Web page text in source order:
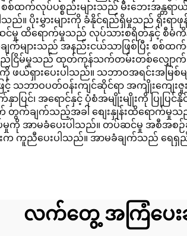
ထက်လုပ်ပစ္စည်းများသည် မီးဘေးအန္တရာယ်
းမွှားများကို ခံနိုင်ရည်ရှိမှုသည် ရိုးရာဖုန်း
ပ်ဆင်မှု ထိရောက်မှုသည် လုပ်သားစရိတ်နှင့် စီ
ျက်များသည် အနည်းငယ်သာဖြစ်ပြီး စစ်
ငြိမ်မှုသည် ထုတ်ကုန်သက်တမ်းတစ်လျှောက် တ
င်းကို ဖယ်ရှားပေးပါသည်။ သဘာဝအရင်းအမ
ြင့် သဘာဝပတ်ဝန်းကျင်ဆိုင်ရာ အကျိုးကျ
ြင်၊ အရောင်နှင့် ပုံစံအမျိုးမျိုးကို ပြုပြင်
တွက်ချက်သည့်အခါ စျေးနှုန်းထိရောက်မှု
ာမခံပေးပါသည်။ တပ်ဆင်မှု အစီအစဉ်ချမှတ်
းက ကူညီပေးပါသည်။ အာမခံချက်သည် ရေ
လက်တွေ့ အကြံပေးခ